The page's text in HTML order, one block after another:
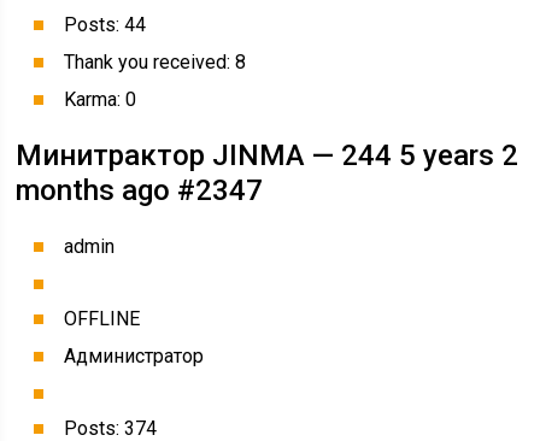
Posts: 44
Thank you received: 8
Karma: 0
Минитрактор JINMA — 244 5 years 2
months ago #2347
admin
OFFLINE
Администратор
Posts: 374